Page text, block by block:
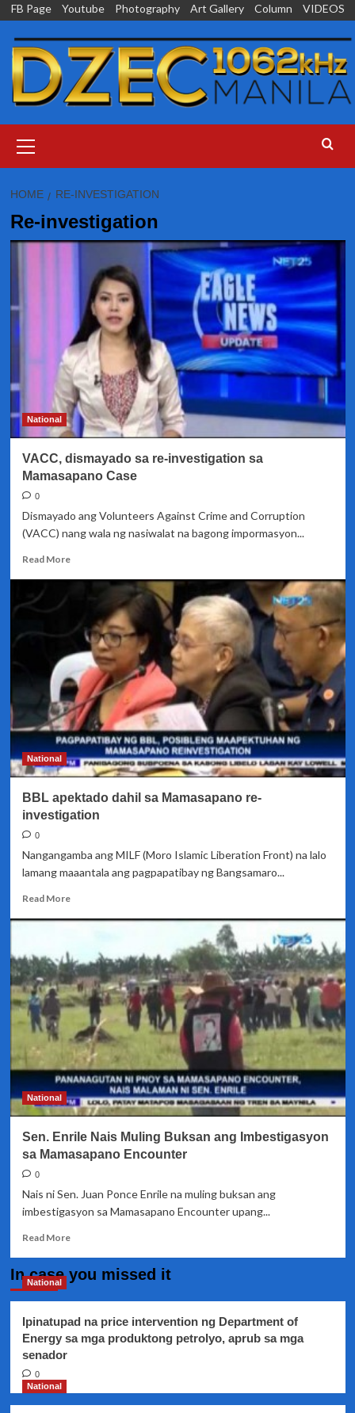
Skip
content
FB Page Youtube Photography Art Gallery Column VIDEOS
Menu
HOME RE-INVESTIGATION
Re-investigation
National
VACC, dismayado sa re-investigation sa
Mamasapano Case
0
Dismayado ang Volunteers Against Crime and Corruption
(VACC) nang wala ng nasiwalat na bagong impormasyon...
Read MoreRead
dismayado
sa
investigation
sa
Mamasapano
Case
National
BBL apektado dahil sa Mamasapano re-
investigation
0
Nangangamba ang MILF (Moro Islamic Liberation Front) na lalo
lamang maaantala ang pagpapatibay ng Bangsamaro...
Read MoreRead
apektado
dahil
sa
Mamasapano
re-
investigation
National
Sen. Enrile Nais Muling Buksan ang Imbestigasyon
sa Mamasapano Encounter
0
Nais ni Sen. Juan Ponce Enrile na muling buksan ang
imbestigasyon sa Mamasapano Encounter upang...
Read MoreRead
Sen.
Muling
Buksan
In case you missed it
National
Ipinatupad na price intervention ng Department of
Energy sa mga produktong petrolyo, aprub sa mga
senador
0
National